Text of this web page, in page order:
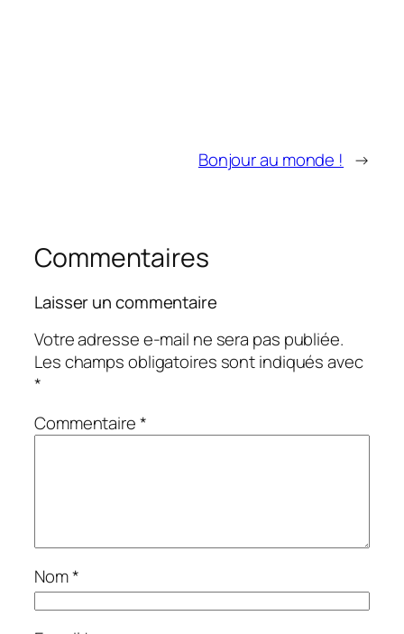
Bonjour au monde ! →
Commentaires
Laisser un commentaire
Votre adresse e-mail ne sera pas publiée.
Les champs obligatoires sont indiqués avec
*
Commentaire*
Nom*